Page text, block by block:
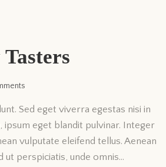
Sed eget viverra egestas nisi in
ipsum eget blandit pulvinar. Integer
vulputate eleifend tellus. Aenean
ut perspiciatis, unde omnis…